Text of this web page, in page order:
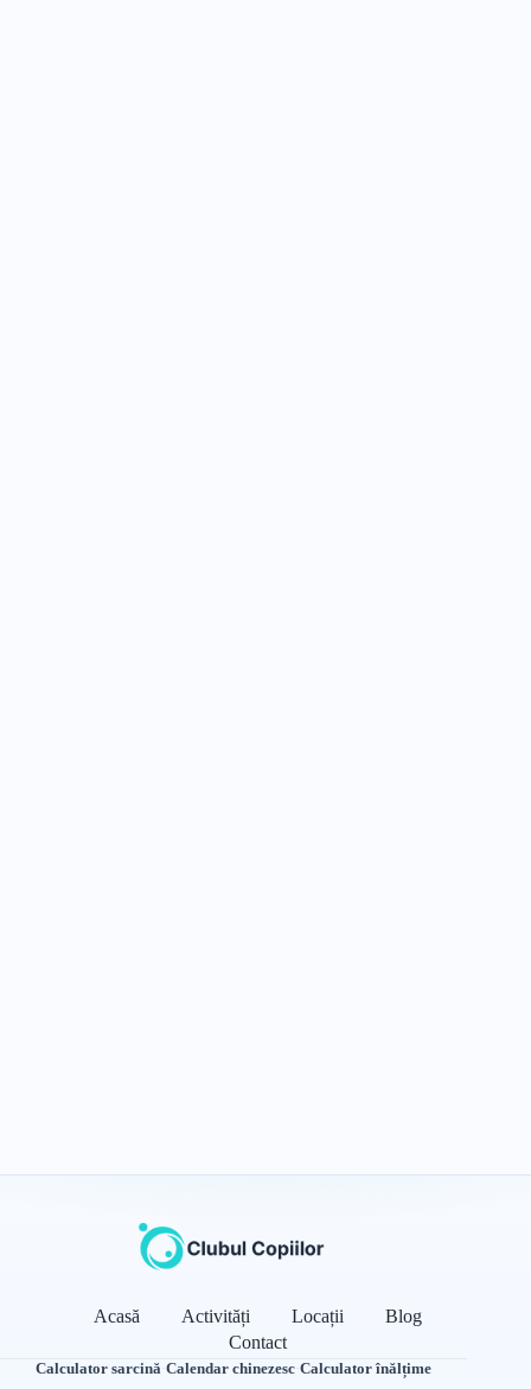
Acasă Activități Locații
Blog
Contact
Calculator sarcină·Calendar chinezesc·Calculator înălțime